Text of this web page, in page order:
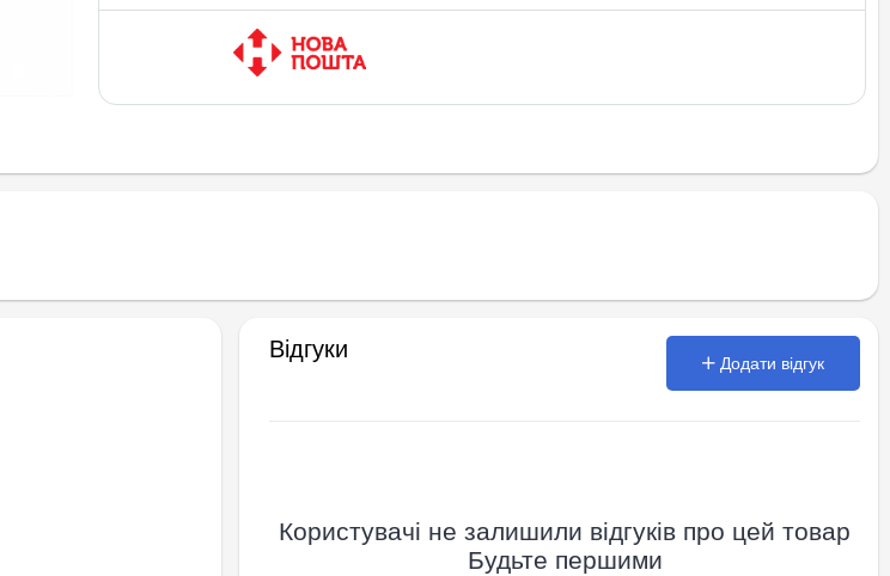
Відгуки
Додати відгук
Користувачі не залишили відгуків про цей товар
Будьте першими